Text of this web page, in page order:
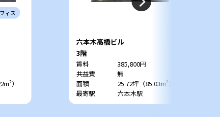
ィス
）
六本木高橋ビル
3階
賃料
385,800円
共益費
無
面積
25.72坪（85.03m²）
最寄駅
六本木駅